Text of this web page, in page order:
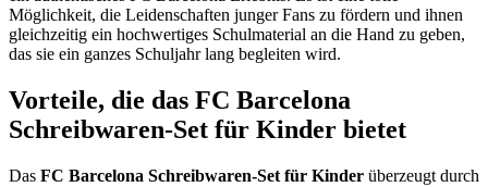
Möglichkeit, die Leidenschaften junger Fans zu fördern und ihnen
gleichzeitig ein hochwertiges Schulmaterial an die Hand zu geben,
das sie ein ganzes Schuljahr lang begleiten wird.
Vorteile, die das FC Barcelona
Schreibwaren-Set für Kinder bietet
Das FC Barcelona Schreibwaren-Set für Kinder überzeugt durch